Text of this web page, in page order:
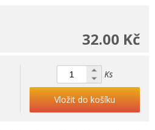
32.00 Kč
Ks
Vložit do košíku